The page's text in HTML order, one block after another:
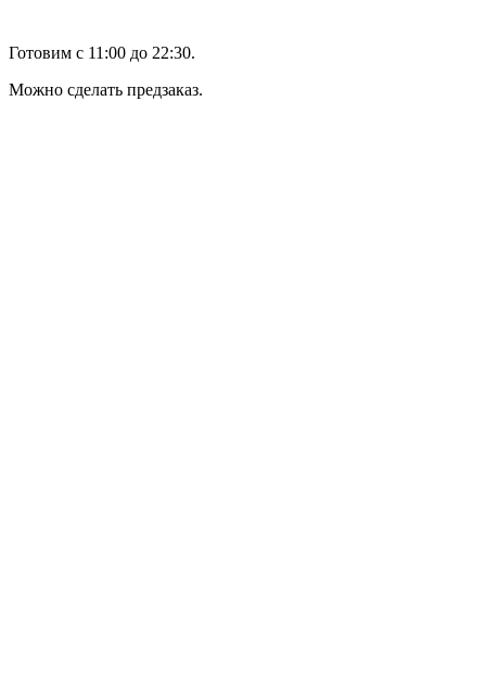
Готовим с 11:00 до 22:30.
Можно сделать предзаказ.